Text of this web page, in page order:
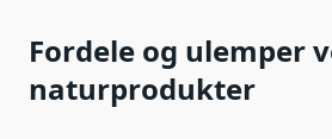
Fordele og ulemper
naturprodukter